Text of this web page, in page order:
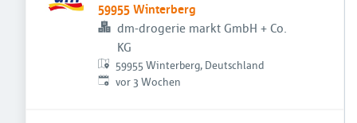
59955 Winterberg
dm-drogerie markt GmbH + Co.
KG
59955 Winterberg, Deutschland
Veröffentlicht:
vor 3 Wochen